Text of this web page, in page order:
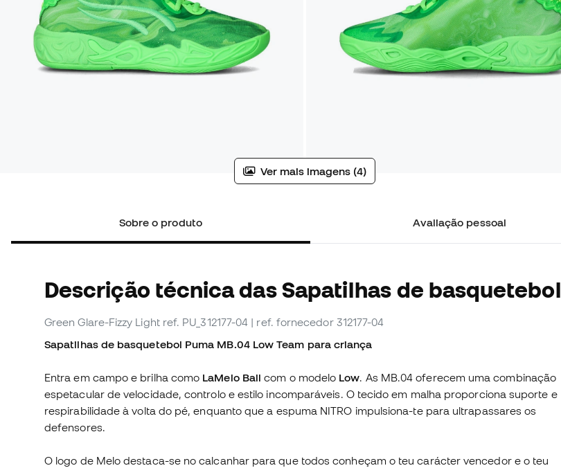
Ver mais imagens (4)
Sobre o produto Avaliação pessoal
Descrição técnica das Sapatilhas de basquetebol
Green Glare-Fizzy Light ref. PU_312177-04 | ref. fornecedor 312177-04
Sapatilhas de basquetebol Puma MB.04 Low Team para criança
Entra em campo e brilha como LaMelo Ball com o modelo Low. As MB.04 oferecem uma combinação
espetacular de velocidade, controlo e estilo incomparáveis. O tecido em malha proporciona suporte e
respirabilidade à volta do pé, enquanto que a espuma NITRO impulsiona-te para ultrapassares os
defensores.
O logo de Melo destaca-se no calcanhar para que todos conheçam o teu carácter vencedor e o teu